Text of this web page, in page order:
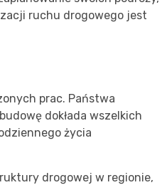
ruchu drogowego jest
prac. Państwa
dokłada wszelkich
życia
drogowej w regionie,